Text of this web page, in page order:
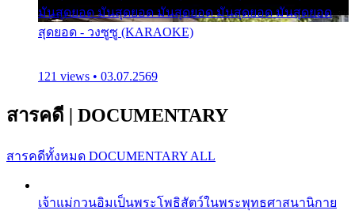
มันสุดยอด มันสุดยอด มันสุดยอด มันสุดยอด มันสุดยอด
สุดยอด - วงซูซู (KARAOKE)
121 views • 03.07.2569
สารคดี | DOCUMENTARY
สารคดีทั้งหมด DOCUMENTARY ALL
เจ้าแม่กวนอิมเป็นพระโพธิสัตว์ในพระพุทธศาสนานิกาย